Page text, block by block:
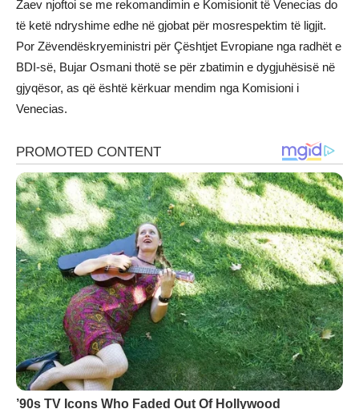
Zaev njoftoi se me rekomandimin e Komisionit të Venecias do
të ketë ndryshime edhe në gjobat për mosrespektim të ligjit.
Por Zëvendëskryeministri për Çështjet Evropiane nga radhët e
BDI-së, Bujar Osmani thotë se për zbatimin e dygjuhësisë në
gjyqësor, as që është kërkuar mendim nga Komisioni i
Venecias.